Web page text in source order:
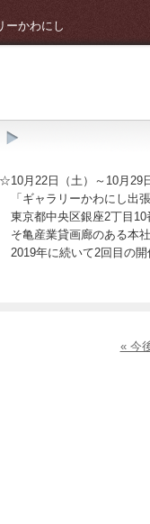
かわにし
☆10月22日（土）～10月29
「ギャラリーかわにし出
東京都中央区銀座2丁目10
そ亀産業貸画廊のある本
2019年に続いて2回目の開
« 今